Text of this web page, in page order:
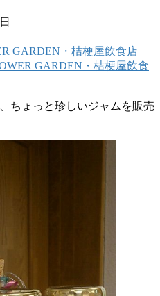
GARDEN・桔梗屋飲食店
GARDEN・桔梗屋飲食
ちょっと珍しいジャムを販売